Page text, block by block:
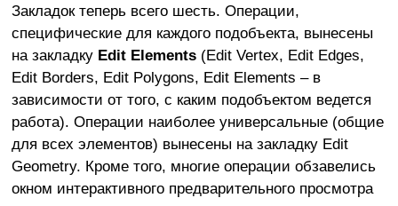
Закладок теперь всего шесть. Операции,
специфические для каждого подобъекта, вынесены
на закладку Edit Elements(Edit Vertex, Edit Edges,
Edit Borders, Edit Polygons, Edit Elements – в
зависимости от того, с каким подобъектом ведется
работа). Операции наиболее универсальные (общие
для всех элементов) вынесены на закладку Edit
Geometry. Кроме того, многие операции обзавелись
окном интерактивного предварительного просмотра